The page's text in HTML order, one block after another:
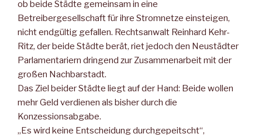
ob beide Städte gemeinsam in eine
Betreibergesellschaft für ihre Stromnetze einsteigen,
nicht endgültig gefallen. Rechtsanwalt Reinhard Kehr-
Ritz, der beide Städte berät, riet jedoch den Neustädter
Parlamentariern dringend zur Zusammenarbeit mit der
großen Nachbarstadt.
Das Ziel beider Städte liegt auf der Hand: Beide wollen
mehr Geld verdienen als bisher durch die
Konzessionsabgabe.
„Es wird keine Entscheidung durchgepeitscht“,